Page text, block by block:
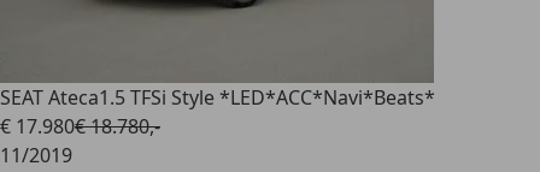
SEAT Ateca1.5 TFSi Style *LED*ACC*Navi*Beats*
€ 17.980€ 18.780,-
11/2019